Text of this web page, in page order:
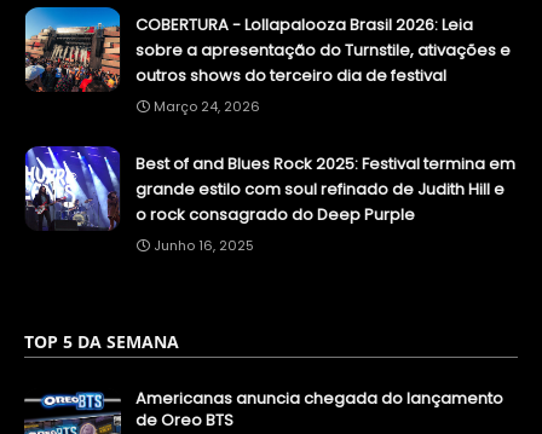
COBERTURA - Lollapalooza Brasil 2026: Leia
sobre a apresentação do Turnstile, ativações e
outros shows do terceiro dia de festival
Março 24, 2026
Best of and Blues Rock 2025: Festival termina em
grande estilo com soul refinado de Judith Hill e
o rock consagrado do Deep Purple
Junho 16, 2025
TOP 5 DA SEMANA
Americanas anuncia chegada do lançamento
de Oreo BTS